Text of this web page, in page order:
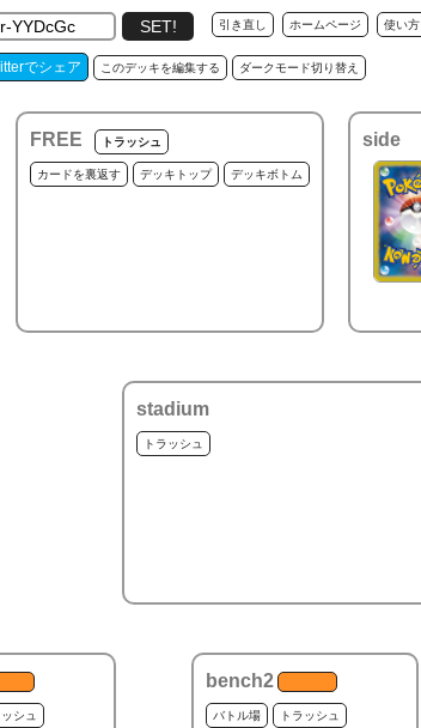
引き直し ホームページ 使い方
でシェア このデッキを編集する ダークモード切り替え
FREE トラッシュ
カードを裏返す デッキトップ デッキボトム
side
stadium
トラッシュ
シュ
bench2
バトル場 トラッシュ